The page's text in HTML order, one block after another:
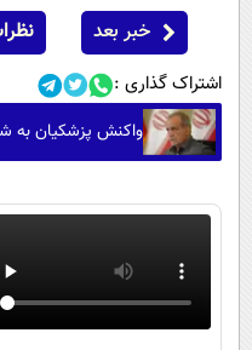
خبر بعد
اشتراک گذاری :
واکنش پزشکیان به